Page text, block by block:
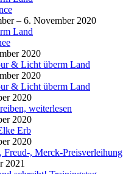
– 6. November 2020
Land
2020
& Licht überm Land
2020
& Licht überm Land
2020
weiterlesen
2020
Erb
2020
Freud-, Merck-Preisverleihung
2021